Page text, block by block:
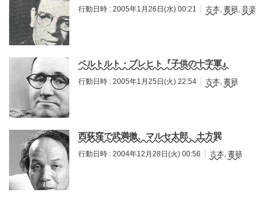
行動日時 : 2005年1月26日(水) 00:21 古本 書籍 音楽
ベルトルト・ブレヒト『子供の十字軍』
行動日時 : 2005年1月25日(火) 22:54 古本 書籍
西荻窪で武満徹、マルセ太郎、土方巽
行動日時 : 2004年12月28日(火) 00:56 古本 書籍